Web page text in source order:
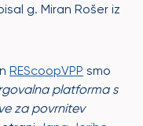
g. Miran Rošer iz
REScoopVPP smo
platforma s
za povrnitev